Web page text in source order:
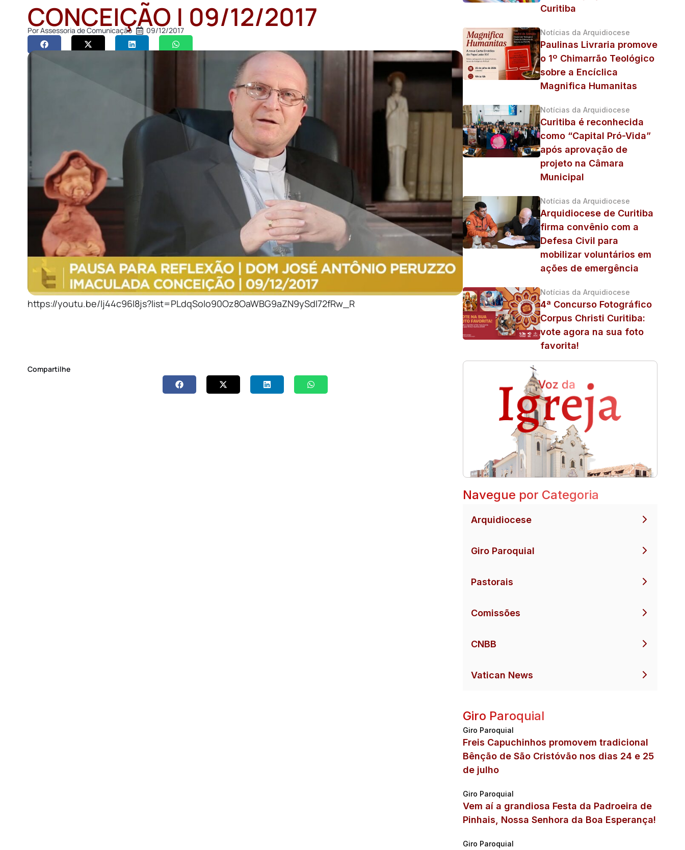
CONCEIÇÃO | 09/12/2017
PorAssessoria de Comunicação 09/12/2017
https://youtu.be/Ij44c96I8js?list=PLdqSolo90Oz8OaWBG9aZN9ySdI72fRw_R
Compartilhe
Curitiba
Notícias da Arquidiocese
Paulinas Livraria promove
o 1º Chimarrão Teológico
sobre a Encíclica
Magnifica Humanitas
Notícias da Arquidiocese
Curitiba é reconhecida
como “Capital Pró-Vida”
após aprovação de
projeto na Câmara
Municipal
Notícias da Arquidiocese
Arquidiocese de Curitiba
firma convênio com a
Defesa Civil para
mobilizar voluntários em
ações de emergência
Notícias da Arquidiocese
4ª Concurso Fotográfico
Corpus Christi Curitiba:
vote agora na sua foto
favorita!
Navegue por Categoria
Arquidiocese
Giro Paroquial
Pastorais
Comissões
CNBB
Vatican News
Giro Paroquial
Giro Paroquial
Freis Capuchinhos promovem tradicional
Bênção de São Cristóvão nos dias 24 e 25
de julho
Giro Paroquial
Vem aí a grandiosa Festa da Padroeira de
Pinhais, Nossa Senhora da Boa Esperança!
Giro Paroquial